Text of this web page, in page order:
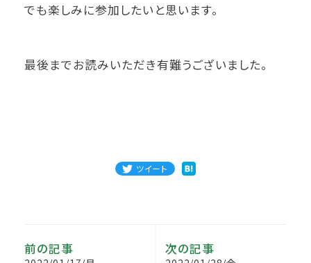
でも楽しみに参加したいと思います。
最後までお読みいただき有難うございました。
ツイート
前の記事 次の記事